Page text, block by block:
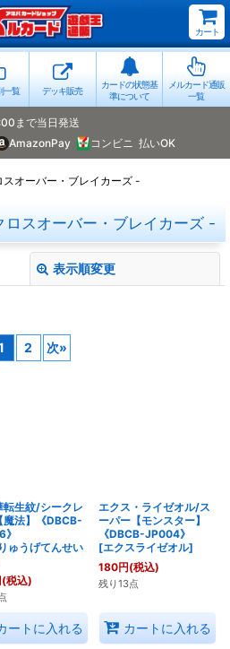
カート
一覧 デッキ販売
カードの状態基
準について
メルカード通販
一覧
まで当日発送
AmazonPay コンビニ 払いOK
オーバー・ブレイカーズ -
スオーバー・ブレイカーズ -
表示順変更
2 次»
転生紋/シークレ
魔法】《DBCB-
ゅうげてんせい
(税込)
ートに入れる
エクス・ライゼオル/ス
ーパー【モンスター】
《DBCB-JP004》
[エクスライゼオル]
180円(税込)
残り13点
カートに入れる